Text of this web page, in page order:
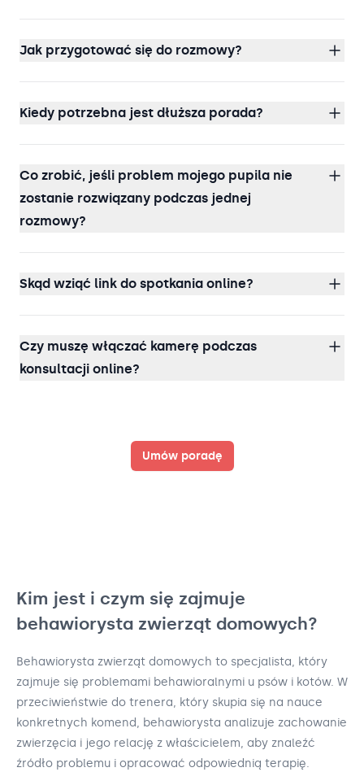
Jak przygotować się do rozmowy?
Kiedy potrzebna jest dłuższa porada?
Co zrobić, jeśli problem mojego pupila nie
zostanie rozwiązany podczas jednej
rozmowy?
Skąd wziąć link do spotkania online?
Czy muszę włączać kamerę podczas
konsultacji online?
Umów poradę
Kim jest i czym się zajmuje
behawiorysta zwierząt domowych?
Behawiorysta zwierząt domowych to specjalista, który
zajmuje się problemami behawioralnymi u psów i kotów. W
przeciwieństwie do trenera, który skupia się na nauce
konkretnych komend, behawiorysta analizuje zachowanie
zwierzęcia i jego relację z właścicielem, aby znaleźć
źródło problemu i opracować odpowiednią terapię.